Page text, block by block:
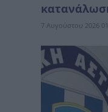
7 Αυγούστου 2026